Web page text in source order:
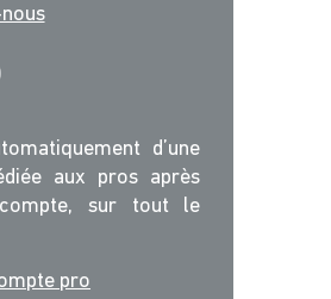
d’une
aux pros après
sur tout le
pro